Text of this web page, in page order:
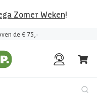
Zomer Weken!
de € 75,-